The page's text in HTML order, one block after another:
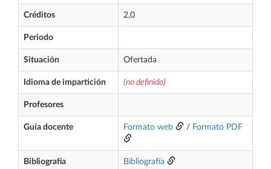
Créditos 2,0
Periodo
Situación Ofertada
Idioma de impartición (no definido)
Profesores
Guía docente Formato web / Formato PDF
Bibliografía
Bibliografía